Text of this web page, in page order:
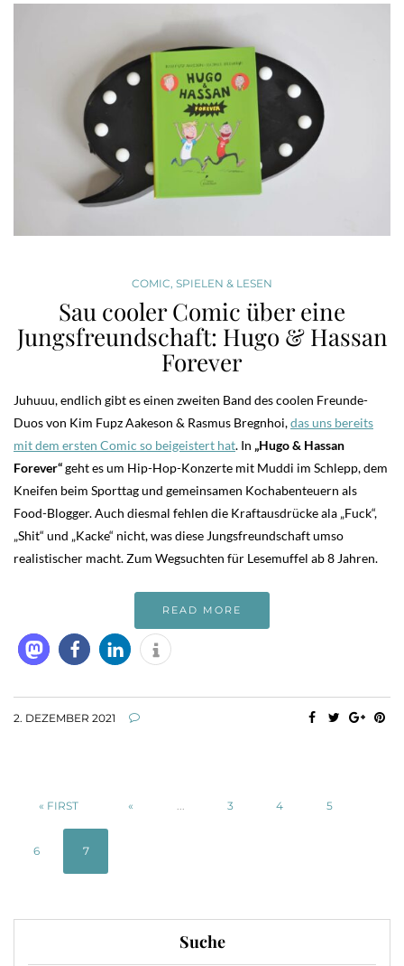
COMIC SPIELEN & LESEN
Sau cooler Comic über eine
Jungsfreundschaft: Hugo & Hassan
Forever
Juhuuu, endlich gibt es einen zweiten Band des coolen Freunde-
Duos von Kim Fupz Aakeson & Rasmus Bregnhoi,das uns bereits
mit dem ersten Comic so beigeistert hat. In „Hugo & Hassan
Forever“geht es um Hip-Hop-Konzerte mit Muddi im Schlepp, dem
Kneifen beim Sporttag und gemeinsamen Kochabenteuern als
Food-Blogger. Auch diesmal fehlen die Kraftausdrücke ala „Fuck“,
„Shit“ und „Kacke“ nicht, was diese Jungsfreundschaft umso
realistischer macht. Zum Wegsuchten für Lesemuffel ab 8 Jahren.
READ MORE
2. DEZEMBER 2021
« FIRST « 3 4 5
6 7
Suche